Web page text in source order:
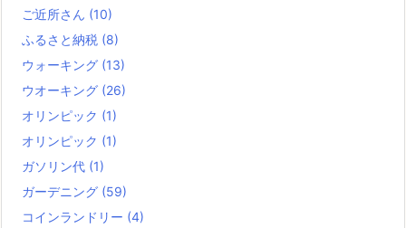
ご近所さん (10)
ふるさと納税 (8)
ウォーキング (13)
ウオーキング (26)
オリンピック (1)
オリンピック (1)
ガソリン代 (1)
ガーデニング (59)
コインランドリー (4)